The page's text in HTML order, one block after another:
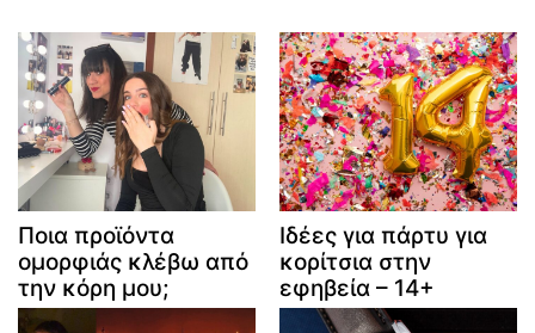
Ποια προϊόντα
ομορφιάς κλέβω από
την κόρη μου;
Ιδέες για πάρτυ για
κορίτσια στην
εφηβεία – 14+